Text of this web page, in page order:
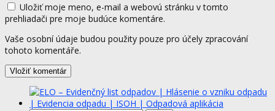
Uložiť moje meno, e-mail a webovú stránku v tomto
prehliadači pre moje budúce komentáre.
Vaše osobní údaje budou použity pouze pro účely zpracování
tohoto komentáře.